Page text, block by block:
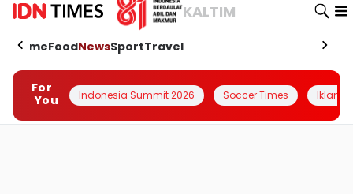
KALTIM
HomeFoodNewsSportTravel
For
You
Indonesia Summit 2026 Soccer Times Iklanin